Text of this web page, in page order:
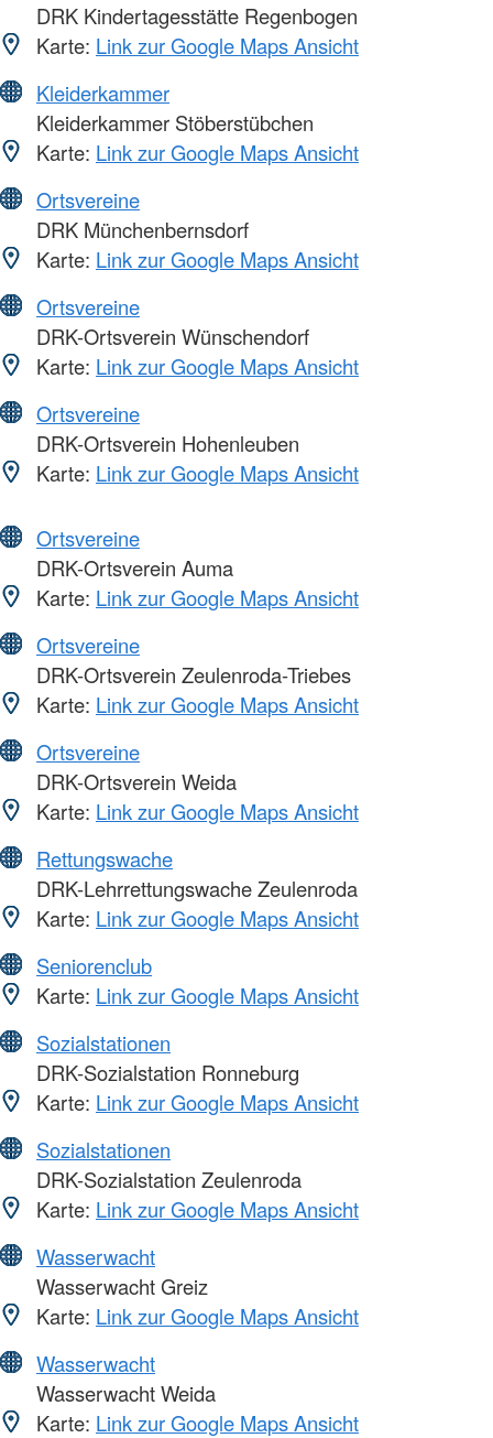
DRK Kindertagesstätte Regenbogen
Karte: Link zur Google Maps Ansicht
Kleiderkammer
Kleiderkammer Stöberstübchen
Karte: Link zur Google Maps Ansicht
Ortsvereine
DRK Münchenbernsdorf
Karte: Link zur Google Maps Ansicht
Ortsvereine
DRK-Ortsverein Wünschendorf
Karte: Link zur Google Maps Ansicht
Ortsvereine
DRK-Ortsverein Hohenleuben
Karte: Link zur Google Maps Ansicht
Ortsvereine
DRK-Ortsverein Auma
Karte: Link zur Google Maps Ansicht
Ortsvereine
DRK-Ortsverein Zeulenroda-Triebes
Karte: Link zur Google Maps Ansicht
Ortsvereine
DRK-Ortsverein Weida
Karte: Link zur Google Maps Ansicht
Rettungswache
DRK-Lehrrettungswache Zeulenroda
Karte: Link zur Google Maps Ansicht
Seniorenclub
Karte: Link zur Google Maps Ansicht
Sozialstationen
DRK-Sozialstation Ronneburg
Karte: Link zur Google Maps Ansicht
Sozialstationen
DRK-Sozialstation Zeulenroda
Karte: Link zur Google Maps Ansicht
Wasserwacht
Wasserwacht Greiz
Karte: Link zur Google Maps Ansicht
Wasserwacht
Wasserwacht Weida
Karte: Link zur Google Maps Ansicht